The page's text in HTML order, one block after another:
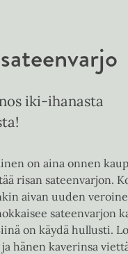
iki-ihanasta
on aina onnen
risan sateenvarjon.
aivan uuden
sateenvarjon
on käydä hullusti.
hänen kaverinsa